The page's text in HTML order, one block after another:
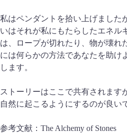
私はペンダントを拾い上げました
いはそれが私にもたらしたエネル
は、ロープが切れたり、物が壊れ
には何らかの方法であなたを助け
します。
ストーリーはここで共有されま
自然に起こるようにするのが良い
参考文献：The Alchemy of Stones